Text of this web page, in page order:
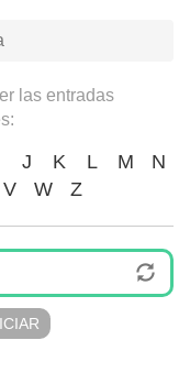
las entradas
J K L M
N
V W Z